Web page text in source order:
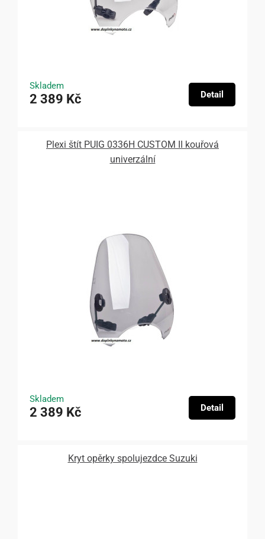
Skladem
2 389 Kč Detail
Plexi štít PUIG 0336H CUSTOM II kouřová
univerzální
Skladem
2 389 Kč Detail
Kryt opěrky spolujezdce Suzuki